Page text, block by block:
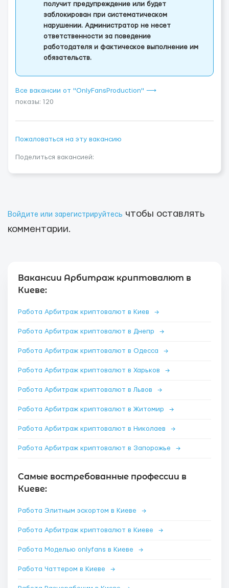
получит предупреждение или будет
заблокирован при систематическом
нарушении. Администратор не несет
ответственности за поведение
работодателя и фактическое выполнение им
обязательств.
Все вакансии от "OnlyFansProduction" ⟶
показы: 120
Пожаловаться на эту вакансию
Поделиться вакансией:
Войдите или зарегистрируйтесь чтобы оставлять
комментарии.
Вакансии Арбитраж криптовалют в
Киеве:
Работа Арбитраж криптовалют в Киев →
Работа Арбитраж криптовалют в Днепр →
Работа Арбитраж криптовалют в Одесса →
Работа Арбитраж криптовалют в Харьков →
Работа Арбитраж криптовалют в Львов →
Работа Арбитраж криптовалют в Житомир →
Работа Арбитраж криптовалют в Николаев →
Работа Арбитраж криптовалют в Запорожье →
Самые востребованные профессии в
Киеве:
Работа Элитным эскортом в Киеве →
Работа Арбитраж криптовалют в Киеве →
Работа Моделью onlyfans в Киеве →
Работа Чаттером в Киеве →